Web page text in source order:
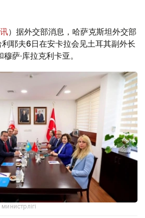
）据外交部消息，哈萨克斯坦外交部
利耶夫6日在安卡拉会见土耳其副外长
萨·库拉克利卡亚。